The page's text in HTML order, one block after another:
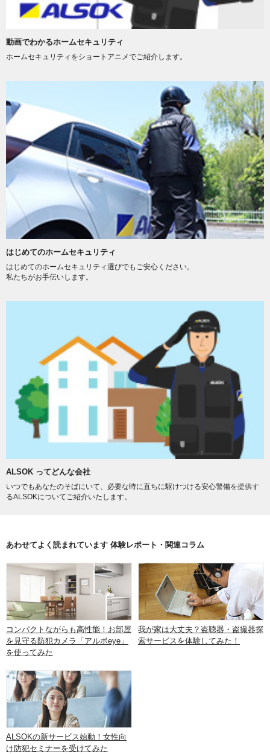
動画でわかるホームセキュリティ
ホームセキュリティをショートアニメでご紹介します。
はじめてのホームセキュリティ
はじめてのホームセキュリティ選びでもご安心ください。
私たちがお手伝いします。
ALSOK ってどんな会社
いつでもあなたのそばにいて、必要な時に直ちに駆けつける安心警備を提供す
るALSOKについてご紹介いたします。
あわせてよく読まれています 体験レポート・関連コラム
コンパクトながらも高性能！お部屋
を見守る防犯カメラ「アルボeye」
を使ってみた
我が家は大丈夫？盗聴器・盗撮器探
索サービスを体験してみた！
ALSOKの新サービス始動！女性向
け防犯セミナーを受けてみた